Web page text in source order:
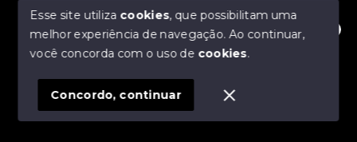
Olá! Estamos disponíveis para te ajudar.
© Copyright 2026 - Nova Aliança Assessoria Imobiliária
SITE PARA IMOBILIARIA
Esse site utiliza cookies, que possibilitam uma
melhor experiência de navegação.Ao continuar,
você concorda com o uso de cookies.
Concordo, continuar